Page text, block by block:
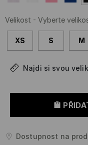
Velikost - Vyberte
XS S M
Najdi si svou
Dostupnost na